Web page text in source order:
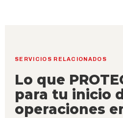
SERVICIOS RELACIONADOS
Lo que
para tu inicio
operaciones